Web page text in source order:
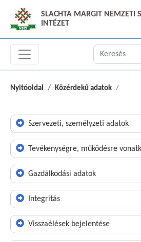
SLACHTA MARGIT NEMZETI
INTÉZET
Nyitóoldal Közérdekű adatok
Szervezeti, személyzeti adatok
Tevékenységre, működésre
Gazdálkodási adatok
Integritás
Visszaélések bejelentése